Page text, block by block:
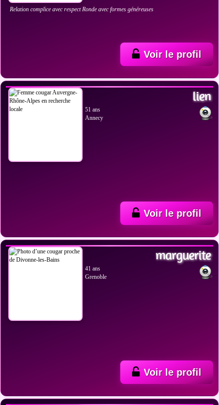
Relation complice avec respect Ronde avec formes généreuses
Voir le profil
VOIR LES PHOTOS
lien
51 ans
Annecy
Voir le profil
marguerite
41 ans
Grenoble
Voir le profil